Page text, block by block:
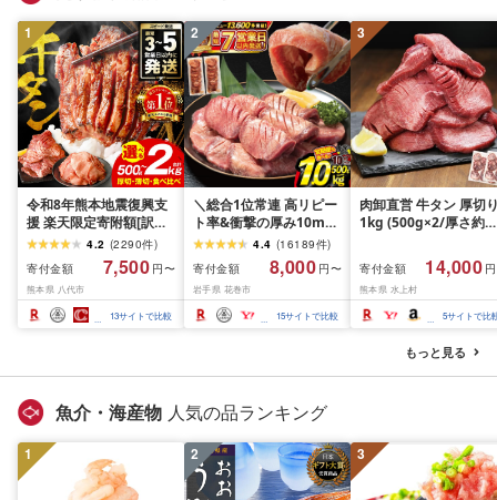
1
令和8年熊本地震復興支
援 楽天限定寄附額[訳あ
り]牛タン 500g〜2kg 肉
牛肉 訳あり 牛タン 冷凍
小分け 厚切り 薄切り 食
べ比べ 500g 1kg 1.5kg
2kg 牛 人気 ビーフ 牛た
ん ふるさと納税 ランキ
4.2 (2290件)
寄付金額
7,500 円〜
熊本県 八代市
13サイトで比較
2
＼総合1位常連 高リピー
ト率&衝撃の厚み10mm
厚切り牛タン 塩味/ ≪ス
ピード発送!!10営業日以
内発送≫ 選べる内容量
500g / 1kg 定期便 毎月
届く 牛肉 肉 BBQ ふるさ
と 人気 ランキング 岩手
4.4 (16189件)
寄付金額
8,000 円〜
岩手県 花巻市
15サイトで比較
3
肉卸直営 牛タン 厚切
1kg (500g×2/厚さ約
牛肉 焼肉 冷凍 スライ
業務用 バーベキュー
BBQ おつまみ ギフト
祝い お中元 夏ギフト
寄付金額 14,000
熊本県 水上村
5サイトで比
もっと見る
魚介・海産物 人気の品ランキング
1 2 3